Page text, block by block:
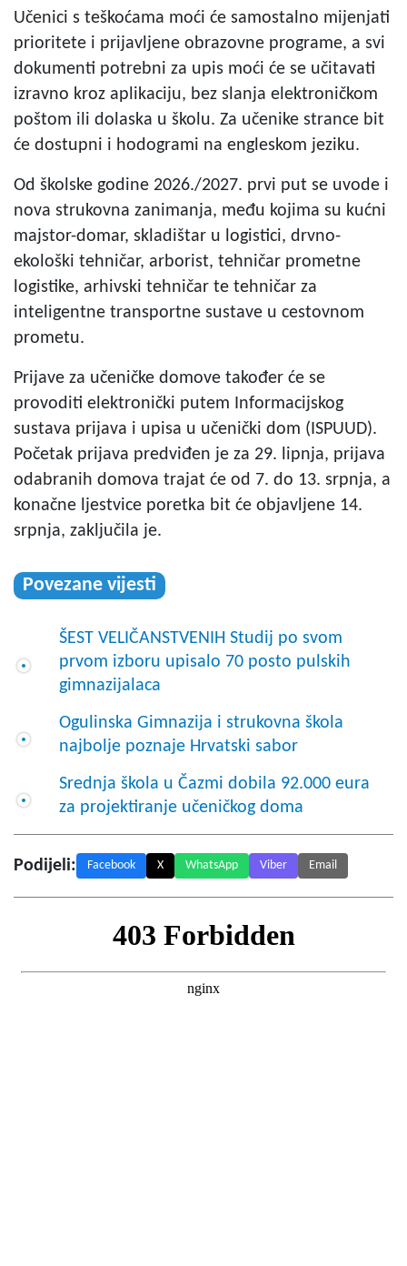
Učenici s teškoćama moći će samostalno mijenjati
prioritete i prijavljene obrazovne programe, a svi
dokumenti potrebni za upis moći će se učitavati
izravno kroz aplikaciju, bez slanja elektroničkom
poštom ili dolaska u školu. Za učenike strance bit
će dostupni i hodogrami na engleskom jeziku.
Od školske godine 2026./2027. prvi put se uvode i
nova strukovna zanimanja, među kojima su kućni
majstor-domar, skladištar u logistici, drvno-
ekološki tehničar, arborist, tehničar prometne
logistike, arhivski tehničar te tehničar za
inteligentne transportne sustave u cestovnom
prometu.
Prijave za učeničke domove također će se
provoditi elektronički putem Informacijskog
sustava prijava i upisa u učenički dom (ISPUUD).
Početak prijava predviđen je za 29. lipnja, prijava
odabranih domova trajat će od 7. do 13. srpnja, a
konačne ljestvice poretka bit će objavljene 14.
srpnja, zaključila je.
Povezane vijesti
ŠEST VELIČANSTVENIH Studij po svom
prvom izboru upisalo 70 posto pulskih
gimnazijalaca
Ogulinska Gimnazija i strukovna škola
najbolje poznaje Hrvatski sabor
Srednja škola u Čazmi dobila 92.000 eura
za projektiranje učeničkog doma
Podijeli: Facebook X WhatsApp Viber Email